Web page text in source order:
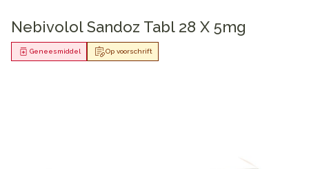
Nebivolol Sandoz Tabl 28 X 5mg
Op voorschrift
Geneesmiddel